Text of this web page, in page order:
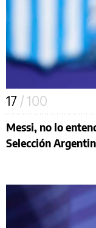
17 / 100
Messi, no lo
Selección